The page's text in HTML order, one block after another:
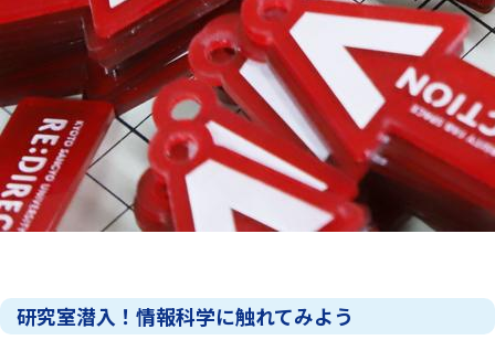
研究室潜入！情報科学に触れてみよう